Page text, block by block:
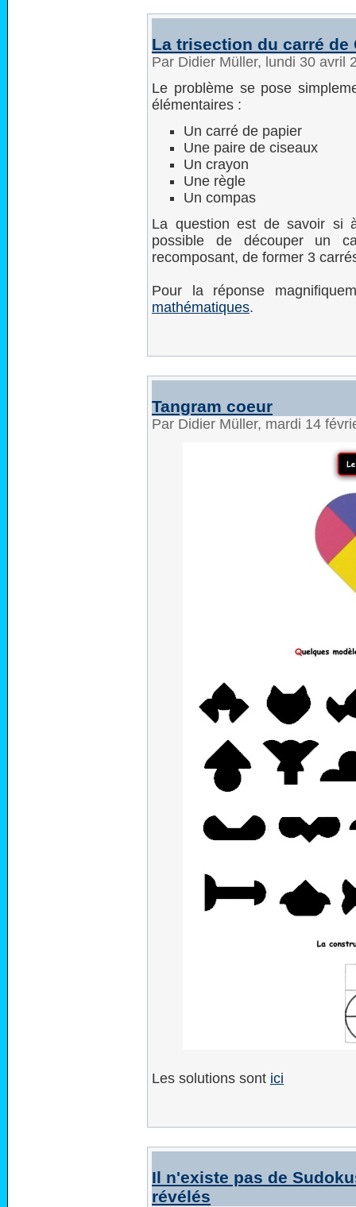
La trisection du carré
Par Didier Müller, lundi 30 avril
Le problème se pose
élémentaires :
Un carré de papier
Une paire de ciseaux
Un crayon
Une règle
Un compas
La question est de savoir si
possible de découper un
recomposant, de former 3
Pour la réponse
mathématiques.
Tangram coeur
Par Didier Müller, mardi 14
Les solutions sont ici
Il n'existe pas de
révélés